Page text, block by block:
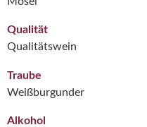
Qualität
Qualitätswein
Traube
Weißburgunder
Alkohol